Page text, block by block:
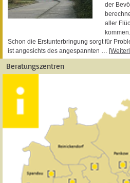
der
aller
Schon die Erstunterbringung sorgt für
ist angesichts des angespannten …
Beratungszentren